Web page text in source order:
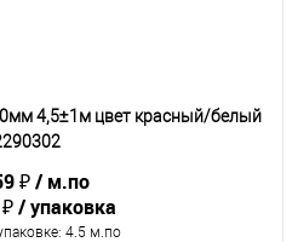
4,5±1м цвет красный/белый
₽
м.по
упаковка
: 4.5 м.по